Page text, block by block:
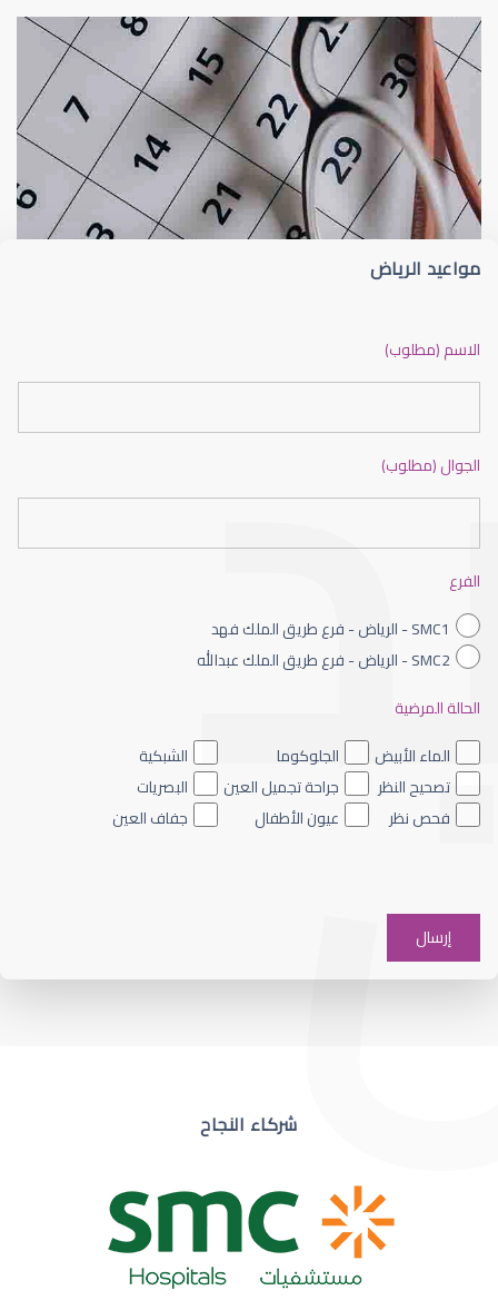
قلوبال لرعاية العين ضعف نظر
ضعف نظر الاطفال
ضعف نظر العين اليسرى
ضعف نظر مفاجئ
مواعيد الرياض
الاسم (مطلوب)
الجوال (مطلوب)
الفرع
SMC1 - الرياض - فرع طريق الملك فهد
SMC2 - الرياض - فرع طريق الملك عبدالله
الحالة المرضية
الماء الأبيض
الجلوكوما
الشبكية
تصحيح النظر
جراحة تجميل العين
البصريات
فحص نظر
عيون الأطفال جفاف العين
شركاء النجاح